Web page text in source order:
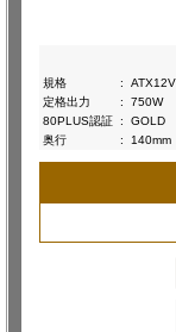
規格
:
定格出力
:
750W
80PLUS認証 :
GOLD
奥行
: 140mm